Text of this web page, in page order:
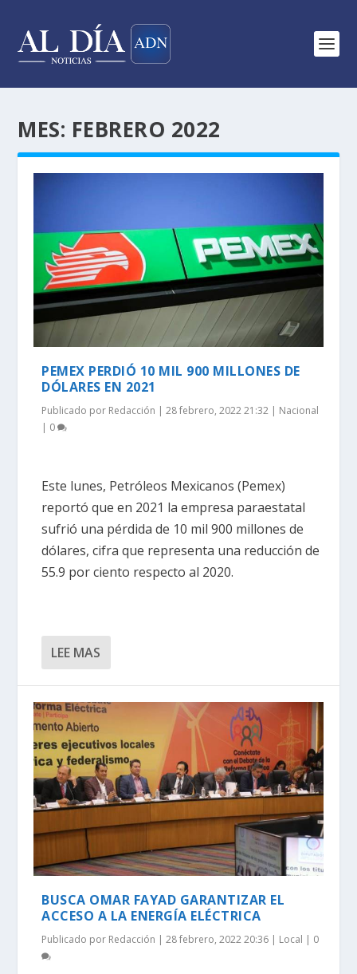
MES: FEBRERO 2022
PEMEX PERDIÓ 10 MIL 900 MILLONES DE
DÓLARES EN 2021
Publicado por Redacción |28 febrero, 2022 21:32 | Nacional
| 0
Este lunes, Petróleos Mexicanos (Pemex)
reportó que en 2021 la empresa paraestatal
sufrió una pérdida de 10 mil 900 millones de
dólares, cifra que representa una reducción de
55.9 por ciento respecto al 2020.
LEE MAS
BUSCA OMAR FAYAD GARANTIZAR EL
ACCESO A LA ENERGÍA ELÉCTRICA
Publicado por Redacción |28 febrero, 2022 20:36 | Local | 0